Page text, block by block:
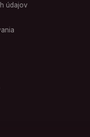
údajov